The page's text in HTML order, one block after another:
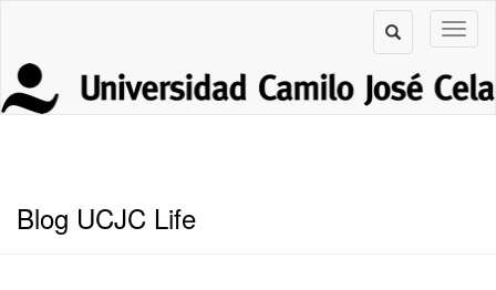
Blog UCJC Life